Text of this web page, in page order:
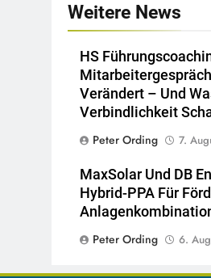
Weitere News
HS
Verändert – Und
Verbindlichkeit
Peter Ording
7.
MaxSolar Und DB
Hybrid-PPA Für
Peter Ording
6.